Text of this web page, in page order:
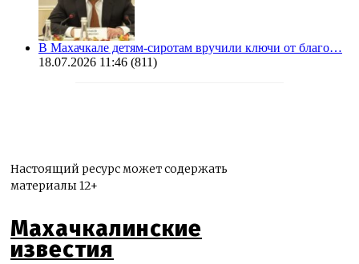
В Махачкале детям-сиротам вручили ключи от благо…
18.07.2026 11:46 (811)
Настоящий ресурс может содержать
материалы 12+
Махачкалинские
известия